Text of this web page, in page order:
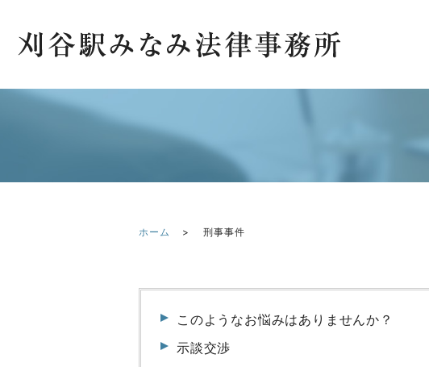
ホーム 刑事事件
このようなお悩みはありませんか？
示談交渉